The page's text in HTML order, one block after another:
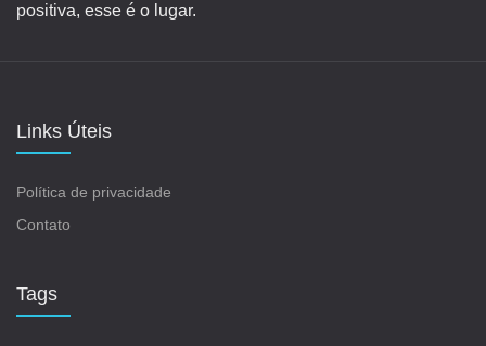
positiva, esse é o lugar.
Links Úteis
Política de privacidade
Contato
Tags